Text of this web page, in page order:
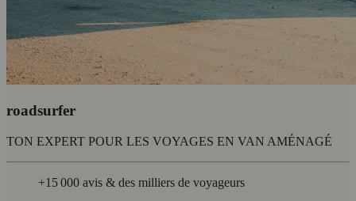
roadsurfer
TON EXPERT POUR LES VOYAGES EN VAN AMÉNAGÉ
+15 000 avis & des milliers de voyageurs